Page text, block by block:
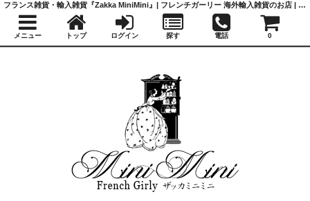
フランス雑貨・輸入雑貨『Zakka MiniMini』| フレンチガーリー 海外輸入雑貨のお店 | かわいい雑貨 | 蚤の市 | アンティーク
メニュー トップ ログイン 探す 電話 0